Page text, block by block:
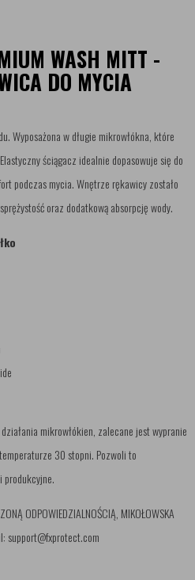
WASH MITT -
DO MYCIA
Wyposażona w długie mikrowłókna, które
ściągacz idealnie dopasowuje się do
podczas mycia. Wnętrze rękawicy zostało
oraz dodatkową absorpcję wody.
mikrowłókien, zalecane jest wypranie
30 stopni. Pozwoli to
produkcyjne.
ODPOWIEDZIALNOŚCIĄ, MIKOŁOWSKA
support@fxprotect.com